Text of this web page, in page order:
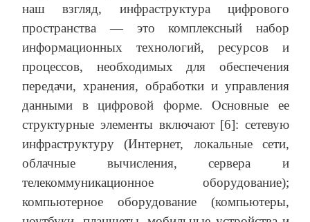
наш взгляд, инфраструктура цифрового
пространства — это комплексный набор
информационных технологий, ресурсов и
процессов, необходимых для обеспечения
передачи, хранения, обработки и управления
данными в цифровой форме. Основные ее
структурные элементы включают [6]: сетевую
инфраструктуру (Интернет, локальные сети,
облачные вычисления, сервера и
телекоммуникационное оборудование);
компьютерное оборудование (компьютеры,